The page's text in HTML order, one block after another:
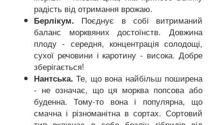
радість від отримання врожаю.
Берлікум. Поєднує в собі витриманий
баланс морквяних достоїнств. Довжина
плоду - середня, концентрація солодощі,
сухої речовини і каротину - висока. Добре
зберігається!
Нантська. Те, що вона найбільш поширена
- не означає, що ця морква попсова або
буденна. Тому-то вона і популярна, що
смачна і різноманітна в сортах. Сортовий